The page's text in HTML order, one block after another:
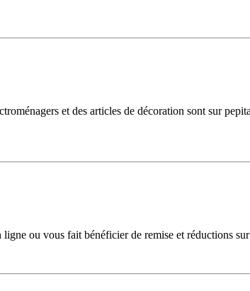
et des articles de décoration sont sur
ou vous fait bénéficier de remise et réductions